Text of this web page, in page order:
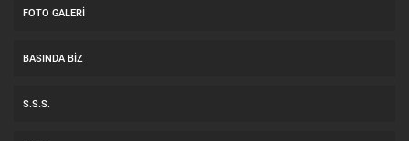
FOTO GALERI
BASINDA BIZ
S.S.S.